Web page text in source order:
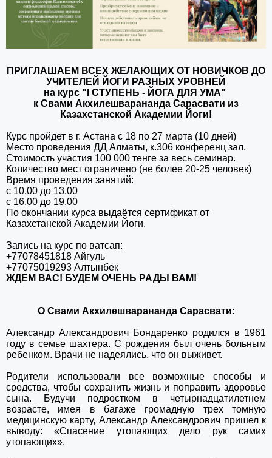
ПРИГЛАШАЕМ ВСЕХ ЖЕЛАЮЩИХ ОТ НОВИЧКОВ ДО
УЧИТЕЛЕЙ ЙОГИ РАЗНЫХ УРОВНЕЙ
на курс "I СТУПЕНЬ - ЙОГА ДЛЯ УМА"
к Свами Акхилешварананда Сарасвати из
Казахстанской Академии Йоги!
Курс пройдет в г. Астана с 18 по 27 марта (10 дней)
Место проведения ДД Алматы, к.306 конференц зал.
Стоимость участия 100 000 тенге за весь семинар.
Количество мест ограничено (не более 20-25 человек)
Время проведения занятий:
с 10.00 до 13.00
с 16.00 до 19.00
По окончании курса выдаётся сертификат от
Казахстанской Академии Йоги.
Запись на курс по ватсап:
+77078451818 Айгуль
+77075019293 Алтынбек
ЖДЕМ ВАС! БУДЕМ ОЧЕНЬ РАДЫ ВАМ!
О Свами Акхилешварананда Сарасвати:
Александр Александро­вич Бондаренко родил­ся в 1961
году в семье шахтера. С рождения был очень больн­ым
ребенком. Врачи не надеялись, что он выживет.
Родители использовали все возможные способы и
средства, чтобы сохранить жизнь и поправить здоровье
сына. Будучи подростком в четырнадцатилетнем
возрасте, имея в багаже громадную трех томную
медицинскую карту, Александр Александрович пришел к
выводу: «Спасение утопающих дело рук самих
утопающих».